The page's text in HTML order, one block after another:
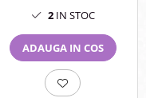
2IN STOC
ADAUGA IN COS